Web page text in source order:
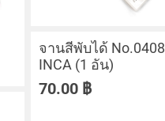
จานสีพับได้
INCA (1 อัน)
70.00 ฿